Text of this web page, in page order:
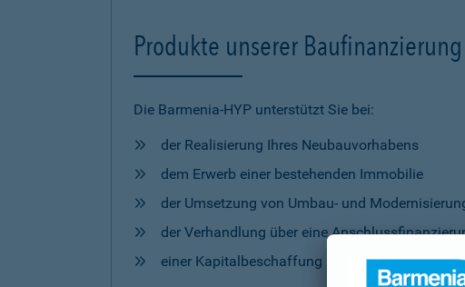
Produkte unserer Baufinanzierung
Die Barmenia-HYP unterstützt Sie bei:
der Realisierung Ihres Neubauvorhabens
dem Erwerb einer bestehenden Immobilie
der Umsetzung von Umbau- und
der Verhandlung über eine
einer Kapitalbeschaffung zur freien